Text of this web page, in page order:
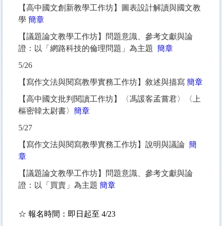
【高中國文創新教學工作坊】圖表設計解讀與國文教
學 簡章
【議題論文教學工作坊】問題意識、參考文獻與論
證：以「網路科技的倫理問題」為主題 簡章
5/26
【寫作文法與閱寫教學實務工作坊】敘述與描寫 簡章
【高中國文批判閱讀工作坊】〈馮諼客孟嘗君〉〈上
樞密韓太尉書〉 簡章
5/27
【寫作文法與閱寫教學實務工作坊】說明與議論 簡
章
【議題論文教學工作坊】問題意識、參考文獻與論
證：以「買賣」為主題 簡章
☆ 報名時間：即日起至 4/23